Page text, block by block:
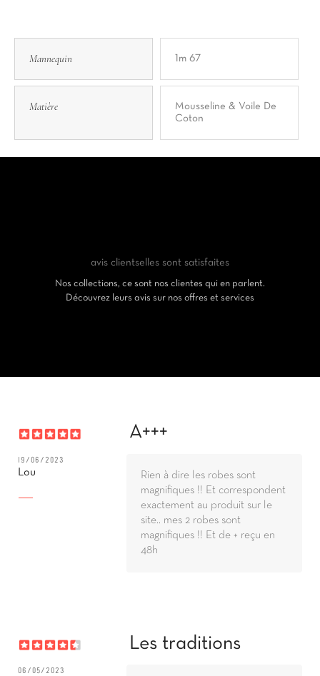
Mannequin 1m 67
Matière
Mousseline & Voile De
Coton
avis clientselles sont satisfaites
Nos collections, ce sont nos clientes qui en parlent.
Découvrez leurs avis sur nos offres et services
A+++
19/06/2023
Lou
Rien à dire les robes sont
magnifiques !! Et correspondent
exactement au produit sur le
site.. mes 2 robes sont
magnifiques !! Et de + reçu en
48h
Les traditions
06/05/2023